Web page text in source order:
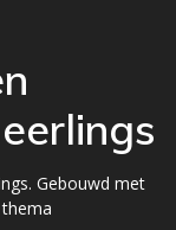
Gebouwd met